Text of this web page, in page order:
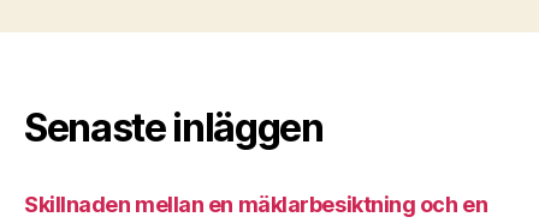
Senaste inläggen
Skillnaden mellan en mäklarbesiktning och en